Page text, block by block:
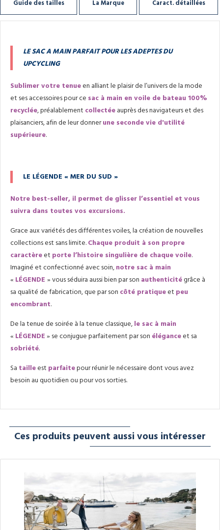
Guide des tailles La Marque Caract. détaillées
LE SAC A MAIN PARFAIT POUR LES ADEPTES DU
UPCYCLING
Sublimer votre tenueen alliant le plaisir de l’univers de la mode
et ses accessoires pour ce sac à main en voile de bateau 100%
recyclée, préalablement collectée auprès des navigateurs et des
plaisanciers, afin de leur donnerune seconde vie d'utilité
supérieure.
LE LÉGENDE « MER DU SUD »
Notre best-seller, il permet de glisser l’essentiel et vous
suivra dans toutes vos excursions.
Grace aux variétés des différentes voiles, la création de nouvelles
collections est sans limite. Chaque produit à son propre
caractèreet porte l’histoire singulière de chaque voile.
Imaginé et confectionné avec soin, notre sac à main
« LÉGENDE » vous séduira aussi bien par son authenticitégrâce à
sa qualité de fabrication, que par son côté pratiqueet peu
encombrant.
De la tenue de soirée à la tenue classique, le sac à main
« LÉGENDE » se conjugue parfaitement par son éléganceet sa
sobriété.
Sa tailleest parfaitepour réunir le nécessaire dont vous avez
besoin au quotidien ou pour vos sorties.
Ces produits peuvent aussi vous intéresser